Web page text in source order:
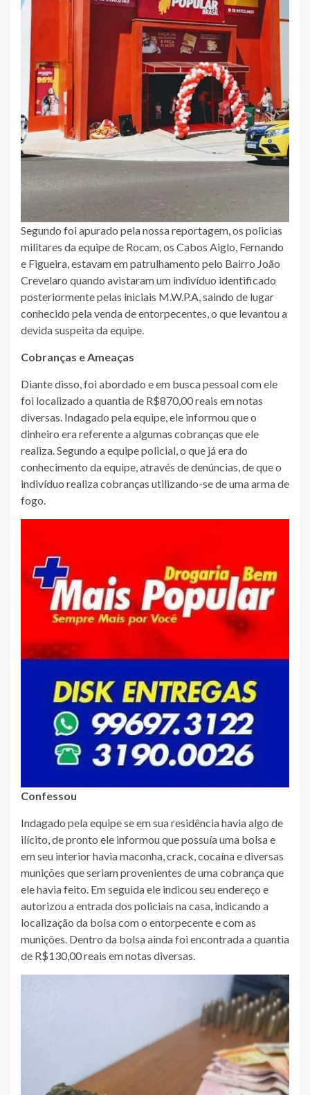
Segundo foi apurado pela nossa reportagem, os policias
militares da equipe de Rocam, os Cabos Aiglo, Fernando
e Figueira, estavam em patrulhamento pelo Bairro João
Crevelaro quando avistaram um indivíduo identificado
posteriormente pelas iniciais M.W.P.A, saindo de lugar
conhecido pela venda de entorpecentes, o que levantou a
devida suspeita da equipe.
Cobranças e Ameaças
Diante disso, foi abordado e em busca pessoal com ele
foi localizado a quantia de R$870,00 reais em notas
diversas. Indagado pela equipe, ele informou que o
dinheiro era referente a algumas cobranças que ele
realiza. Segundo a equipe policial, o que já era do
conhecimento da equipe, através de denúncias, de que o
indivíduo realiza cobranças utilizando-se de uma arma de
fogo.
Confessou
Indagado pela equipe se em sua residência havia algo de
ilícito, de pronto ele informou que possuía uma bolsa e
em seu interior havia maconha, crack, cocaína e diversas
munições que seriam provenientes de uma cobrança que
ele havia feito. Em seguida ele indicou seu endereço e
autorizou a entrada dos policiais na casa, indicando a
localização da bolsa com o entorpecente e com as
munições. Dentro da bolsa ainda foi encontrada a quantia
de R$130,00 reais em notas diversas.